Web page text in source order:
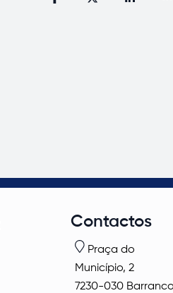
Contactos
Praça do
Município, 2
7230-030